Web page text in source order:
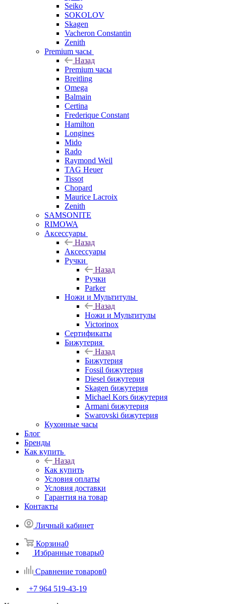
Seiko
SOKOLOV
Skagen
Vacheron Constantin
Zenith
Premium часы
Назад
Premium часы
Breitling
Omega
Balmain
Certina
Frederique Constant
Hamilton
Longines
Mido
Rado
Raymond Weil
TAG Heuer
Tissot
Chopard
Maurice Lacroix
Zenith
SAMSONITE
RIMOWA
Аксессуары
Назад
Аксессуары
Ручки
Назад
Ручки
Parker
Ножи и Мультитулы
Назад
Ножи и Мультитулы
Victorinox
Сертификаты
Бижутерия
Назад
Бижутерия
Fossil бижутерия
Diesel бижутерия
Skagen бижутерия
Michael Kors бижутерия
Armani бижутерия
Swarovski бижутерия
Кухонные часы
Блог
Бренды
Как купить
Назад
Как купить
Условия оплаты
Условия доставки
Гарантия на товар
Контакты
Личный кабинет
Корзина0
Избранные товары0
Сравнение товаров0
+7 964 519-43-19